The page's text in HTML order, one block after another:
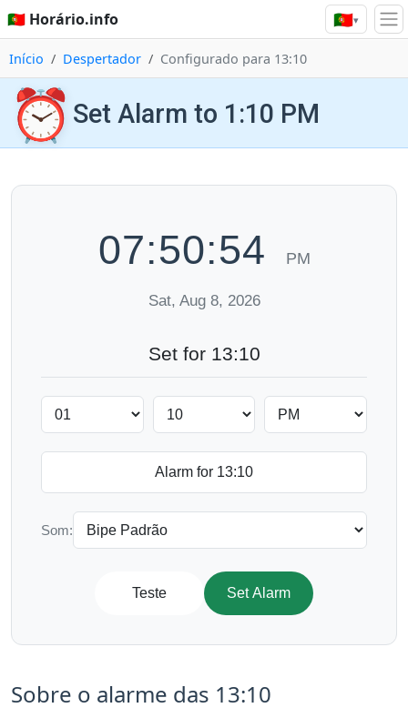
🇵🇹 Horário.info 🇵🇹▾
Início Despertador Configurado para 13:10
⏰ Set Alarm to 1:10 PM
07:50:54 PM
Sat, Aug 8, 2026
Set for 13:10
Som:
Teste Set Alarm
Sobre o alarme das 13:10